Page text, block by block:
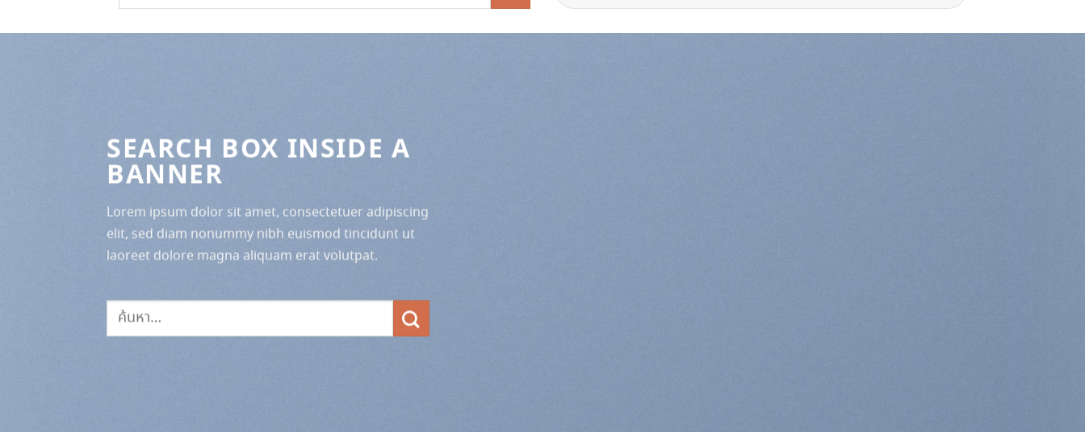
SEARCH BOX INSIDE A
BANNER
Lorem ipsum dolor sit amet, consectetuer adipiscing
elit, sed diam nonummy nibh euismod tincidunt ut
laoreet dolore magna aliquam erat volutpat.
ค้นหา: